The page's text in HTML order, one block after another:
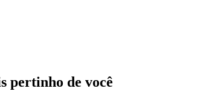
pertinho de você